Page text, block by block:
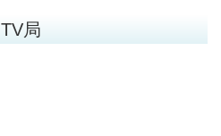
TV局